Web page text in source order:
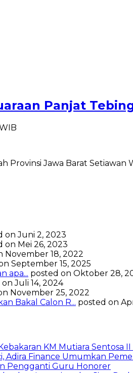
Panjat
Provinsi Jawa Barat
on Juni 2, 2023
on Mei 26, 2023
November 18, 2022
September 15, 2025
apa... posted on Oktober 28,
Juli 14, 2024
November 25, 2022
Bakal Calon R... posted on
KM Mutiara Sentosa
Adira Finance Umumkan
Pengganti Guru Honorer